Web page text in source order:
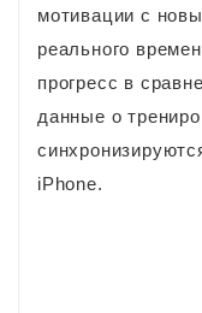
мотивации с
реального
прогресс в
данные о
iPhone.